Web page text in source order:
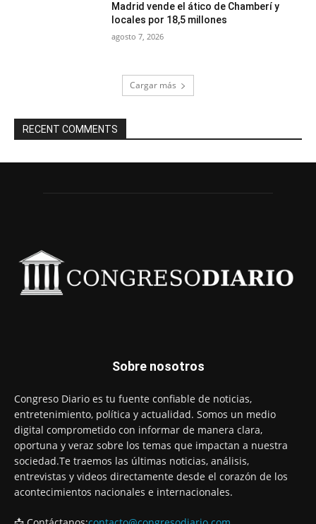
Madrid vende el ático de Chamberí y
locales por 18,5 millones
agosto 7, 2026
Cargar más
RECENT COMMENTS
Sobre nosotros
Congreso Diario es tu fuente confiable de noticias,
entretenimiento, política y actualidad. Somos un medio
digital comprometido con informar de manera clara,
oportuna y veraz sobre los temas que impactan a nuestra
sociedad.Te traemos las últimas noticias, análisis,
entrevistas y videos directamente desde el corazón de los
acontecimientos nacionales e internacionales.